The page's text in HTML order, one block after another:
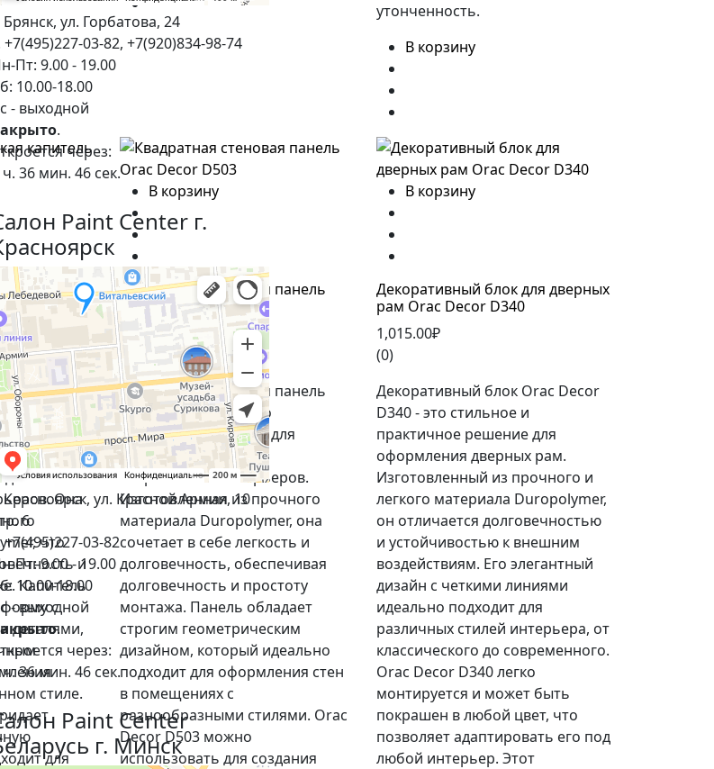
Брянск, ул. Горбатова, 24
+7(495)227-03-82, +7(920)834-98-74
Пт: 9.00 - 19.00
10.00-18.00
- выходной
.
через:
ч. 36 мин. 45 сек.
Paint Center г.
Красноярск, ул. Красной Армии, 10
6
+7(495)227-03-82
Пт: 9.00 - 19.00
10.00-18.00
- выходной
.
через:
36 мин. 45 сек.
Paint Center
г. Минск
утонченность.
В корзину
капитель
капитель
для
Она
что
и
Капитель
с
деталями,
стиле.
для
В корзину
Квадратная стеновая панель
Orac Decor D503
7,126.00₽
(0)
Квадратная стеновая панель
Orac Decor D503 - это
элегантное решение для
создания стильных и
современных интерьеров.
Изготовленная из прочного
материала Duropolymer, она
сочетает в себе легкость и
долговечность, обеспечивая
долговечность и простоту
монтажа. Панель обладает
строгим геометрическим
дизайном, который идеально
подходит для оформления стен
в помещениях с
разнообразными стилями. Orac
Decor D503 можно
использовать для создания
В корзину
Декоративный блок для дверных
рам Orac Decor D340
1,015.00₽
(0)
Декоративный блок Orac Decor
D340 - это стильное и
практичное решение для
оформления дверных рам.
Изготовленный из прочного и
легкого материала Duropolymer,
он отличается долговечностью
и устойчивостью к внешним
воздействиям. Его элегантный
дизайн с четкими линиями
идеально подходит для
различных стилей интерьера, от
классического до современного.
Orac Decor D340 легко
монтируется и может быть
покрашен в любой цвет, что
позволяет адаптировать его под
любой интерьер. Этот